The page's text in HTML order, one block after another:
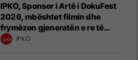
IPKO, Sponsor i Artë i DokuFest
2026, mbështet filmin dhe
frymëzon gjeneratën e re të
krijuesve
IPKO